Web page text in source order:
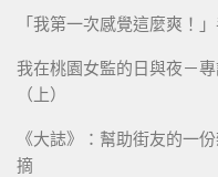
「我第一次感覺這麼爽！
我在桃園女監的日與夜－
（上）
《大誌》：幫助街友的一
摘